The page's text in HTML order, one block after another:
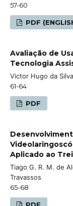
57-60
PDF
Avaliação de
Tecnologia
Victor Hugo da
61-64
PDF
Aplicado ao
Tiago G. R. M. de
Travassos
65-68
PDF